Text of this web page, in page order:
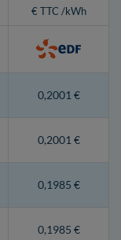
€ TTC /kWh
0,2001 €
0,2001 €
0,1985 €
0,1985 €